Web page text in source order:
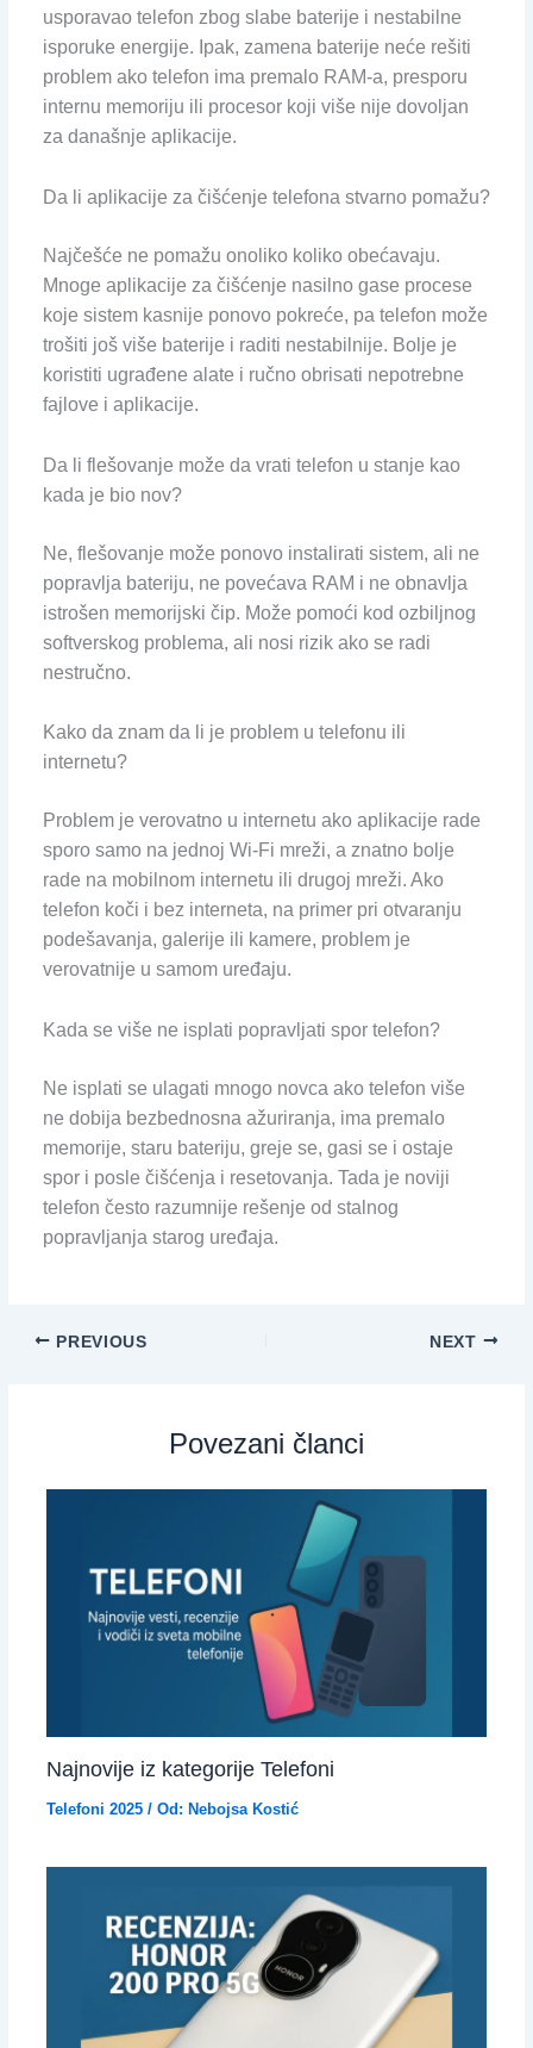
usporavao telefon zbog slabe baterije i nestabilne
isporuke energije. Ipak, zamena baterije neće rešiti
problem ako telefon ima premalo RAM-a, presporu
internu memoriju ili procesor koji više nije dovoljan
za današnje aplikacije.
Da li aplikacije za čišćenje telefona stvarno pomažu?
Najčešće ne pomažu onoliko koliko obećavaju.
Mnoge aplikacije za čišćenje nasilno gase procese
koje sistem kasnije ponovo pokreće, pa telefon može
trošiti još više baterije i raditi nestabilnije. Bolje je
koristiti ugrađene alate i ručno obrisati nepotrebne
fajlove i aplikacije.
Da li flešovanje može da vrati telefon u stanje kao
kada je bio nov?
Ne, flešovanje može ponovo instalirati sistem, ali ne
popravlja bateriju, ne povećava RAM i ne obnavlja
istrošen memorijski čip. Može pomoći kod ozbiljnog
softverskog problema, ali nosi rizik ako se radi
nestručno.
Kako da znam da li je problem u telefonu ili
internetu?
Problem je verovatno u internetu ako aplikacije rade
sporo samo na jednoj Wi-Fi mreži, a znatno bolje
rade na mobilnom internetu ili drugoj mreži. Ako
telefon koči i bez interneta, na primer pri otvaranju
podešavanja, galerije ili kamere, problem je
verovatnije u samom uređaju.
Kada se više ne isplati popravljati spor telefon?
Ne isplati se ulagati mnogo novca ako telefon više
ne dobija bezbednosna ažuriranja, ima premalo
memorije, staru bateriju, greje se, gasi se i ostaje
spor i posle čišćenja i resetovanja. Tada je noviji
telefon često razumnije rešenje od stalnog
popravljanja starog uređaja.
PREVIOUS NEXT
Povezani članci
Najnovije iz kategorije Telefoni
Telefoni 2025/ Od: Nebojsa Kostić